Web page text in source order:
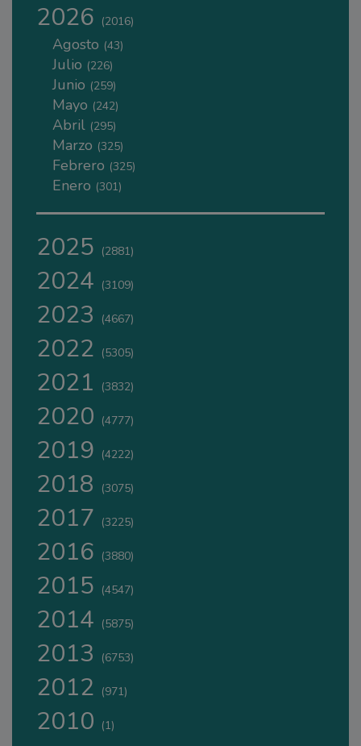
2026 (2016)
Agosto (43)
Julio (226)
Junio (259)
Mayo (242)
Abril (295)
Marzo (325)
Febrero (325)
Enero (301)
2025 (2881)
2024 (3109)
2023 (4667)
2022 (5305)
2021 (3832)
2020 (4777)
2019 (4222)
2018 (3075)
2017 (3225)
2016 (3880)
2015 (4547)
2014 (5875)
2013 (6753)
2012 (971)
2010 (1)